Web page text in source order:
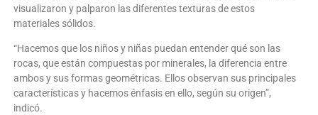
visualizaron y palparon las diferentes texturas de estos
materiales sólidos.
“Hacemos que los niños y niñas puedan entender qué son las
rocas, que están compuestas por minerales, la diferencia entre
ambos y sus formas geométricas. Ellos observan sus principales
características y hacemos énfasis en ello, según su origen”,
indicó.